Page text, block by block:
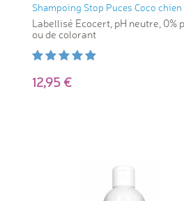
Shampoing Stop Puces Coco
Labellisé Ecocert, pH neutre, 0%
ou de colorant
12,95